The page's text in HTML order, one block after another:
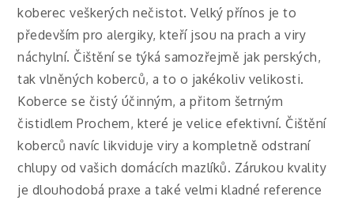
koberec veškerých nečistot. Velký přínos je to
především pro alergiky, kteří jsou na prach a viry
náchylní. Čištění se týká samozřejmě jak perských,
tak vlněných koberců, a to o jakékoliv velikosti.
Koberce se čistý účinným, a přitom šetrným
čistidlem Prochem, které je velice efektivní. Čištění
koberců navíc likviduje viry a kompletně odstraní
chlupy od vašich domácích mazlíků. Zárukou kvality
je dlouhodobá praxe a také velmi kladné reference